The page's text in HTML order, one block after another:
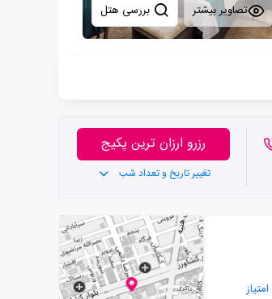
تصاویر بیشتر
رزرو ارزان ترین پکیج
تغییر تاریخ و تعداد شب
امتیاز